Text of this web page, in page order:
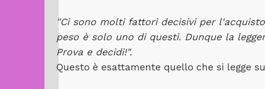
"Ci sono molti fattori decisivi per
peso è solo uno di questi. Dunque la
Prova e decidi!".
Questo è esattamente quello che si legge